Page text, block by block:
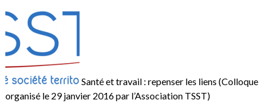
Santé et travail : repenser les liens (Colloque
organisé le 29 janvier 2016 par l’Association TSST)